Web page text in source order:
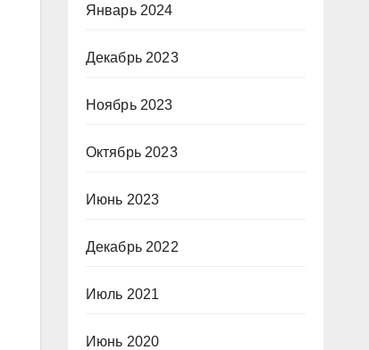
Январь 2024
Декабрь 2023
Ноябрь 2023
Октябрь 2023
Июнь 2023
Декабрь 2022
Июль 2021
Июнь 2020